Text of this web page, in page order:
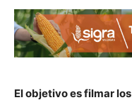
El objetivo es filmar